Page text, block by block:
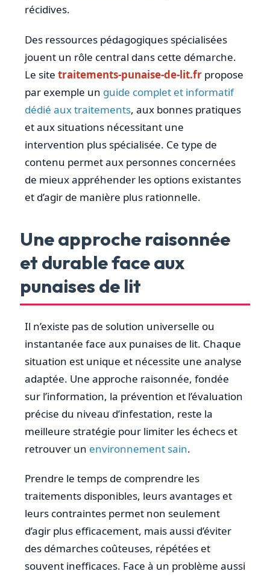
récidives.
Des ressources pédagogiques spécialisées
jouent un rôle central dans cette démarche.
Le site traitements-punaise-de-lit.fr propose
par exemple un guide complet et informatif
dédié aux traitements, aux bonnes pratiques
et aux situations nécessitant une
intervention plus spécialisée. Ce type de
contenu permet aux personnes concernées
de mieux appréhender les options existantes
et d’agir de manière plus rationnelle.
Une approche raisonnée
et durable face aux
punaises de lit
Il n’existe pas de solution universelle ou
instantanée face aux punaises de lit. Chaque
situation est unique et nécessite une analyse
adaptée. Une approche raisonnée, fondée
sur l’information, la prévention et l’évaluation
précise du niveau d’infestation, reste la
meilleure stratégie pour limiter les échecs et
retrouver un environnement sain.
Prendre le temps de comprendre les
traitements disponibles, leurs avantages et
leurs contraintes permet non seulement
d’agir plus efficacement, mais aussi d’éviter
des démarches coûteuses, répétées et
souvent inefficaces. Face à un problème aussi